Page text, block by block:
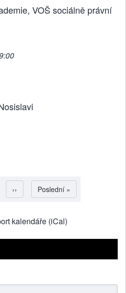
VOŠ sociálně právní
Pagination
Následující stránka
›› Poslední stránka
Poslední »
kalendáře (iCal)